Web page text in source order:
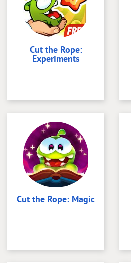
Cut the Rope:
Experiments
Cut the Rope: Magic